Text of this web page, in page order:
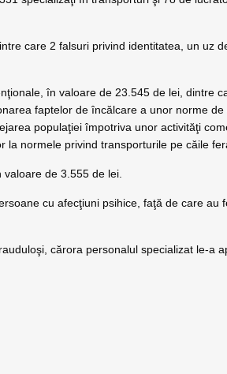
care 2 falsuri privind identitatea, un uz
în valoare de 23.545 de lei, dintre
faptelor de încălcare a unor norme de
populaţiei împotriva unor activităţi
la normele privind transporturile pe căile
de 3.555 de lei.
cu afecţiuni psihice, faţă de care au
cărora personalul specializat le-a